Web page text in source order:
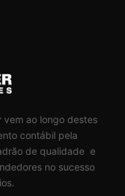
vem ao longo destes
contábil pela
de qualidade e
no sucesso